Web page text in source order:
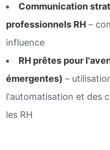
Communication
professionnels RH –
influence
RH prêtes pour
émergentes) –
l'automatisation et des
les RH